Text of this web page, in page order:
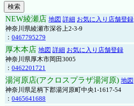
NEW綾瀬店 地図 詳細 お気に入り店舗登録
神奈川県綾瀬市深谷上2-3-9
： 0467795279
厚木本店 地図 詳細 お気に入り店舗登録
神奈川県厚木市岡田3005
： 0462201721
湯河原店(アクロスプラザ湯河原) 地図
神奈川県足柄下郡湯河原町中央1-1617-54
： 0465641688